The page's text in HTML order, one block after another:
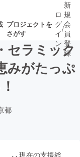
プロジェクトを
さがす
近いプ
ロ
グ
イ
ン
/
新
規
会
員
登
録
セラミック
みがたっぷ
都
現在の支援総